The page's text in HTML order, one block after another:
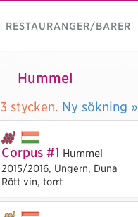
RESTAURANGER/BARER
Hummel
3 stycken. Ny sökning »
Corpus #1 Hummel
2015/2016, Ungern, Duna
Rött vin, torrt